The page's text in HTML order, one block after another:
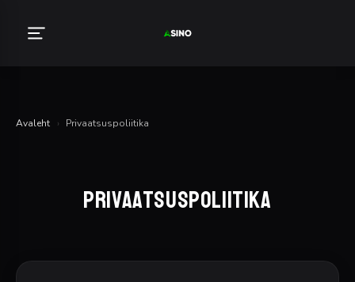
Avaleht › Privaatsuspoliitika
Privaatsuspoliitika